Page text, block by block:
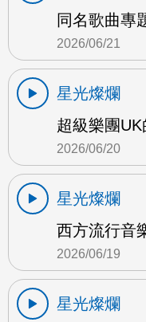
同名歌曲專
2026/06/21
星光燦爛
超級樂團
2026/06/20
星光燦爛
西方流行音
2026/06/19
星光燦爛